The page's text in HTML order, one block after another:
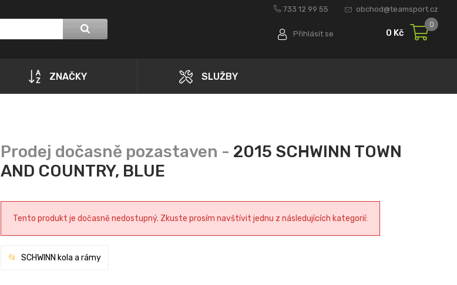
733 12 99 55 obchod@teamsport.cz
Přihlásit se 0 Kč
0
ZNAČKY SLUŽBY
2015 SCHWINN TOWN
AND COUNTRY, BLUE
Tento produkt je dočasně nedostupný. Zkuste prosím navštívit jednu z následujících kategorií:
SCHWINN kola a rámy